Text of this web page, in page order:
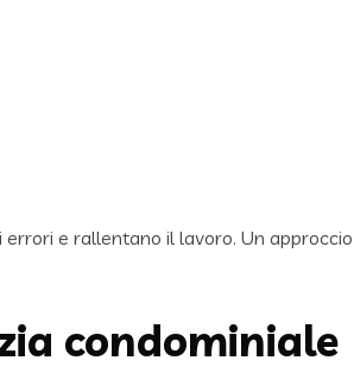
e rallentano il lavoro. Un approccio
condominiale